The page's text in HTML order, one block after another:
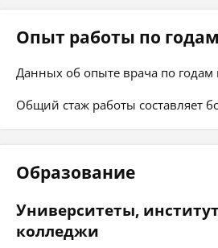
Опыт работы по годам
Данных об опыте врача по годам
Общий стаж работы составляет
Образование
Университеты,
колледжи